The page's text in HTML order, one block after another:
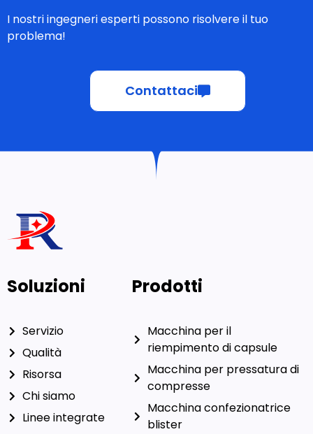
I nostri ingegneri esperti possono risolvere il tuo
problema!
Contattaci
Soluzioni
Servizio
Qualità
Risorsa
Chi siamo
Linee integrate
Prodotti
Macchina per il
riempimento di capsule
Macchina per pressatura di
compresse
Macchina confezionatrice
blister